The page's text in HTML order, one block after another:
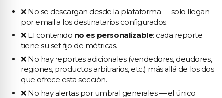
❌ No se descargan desde la plataforma — solo llegan
por email a los destinatarios configurados.
❌ El contenido no es personalizable: cada reporte
tiene su set fijo de métricas.
❌ No hay reportes adicionales (vendedores, deudores,
regiones, productos arbitrarios, etc.) más allá de los dos
que ofrece esta sección.
❌ No hay alertas por umbral generales — el único